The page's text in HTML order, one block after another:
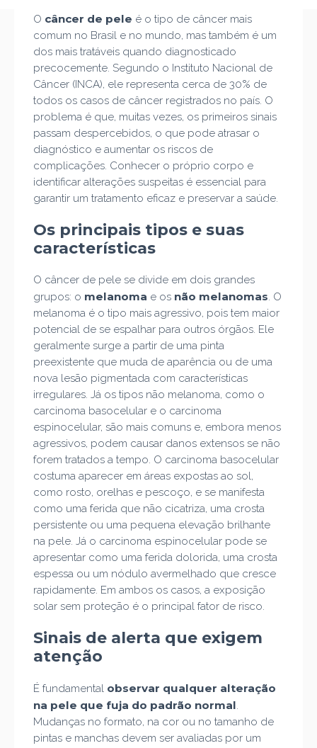
O câncer de pele é o tipo de câncer mais
comum no Brasil e no mundo, mas também é um
dos mais tratáveis quando diagnosticado
precocemente. Segundo o Instituto Nacional de
Câncer (INCA), ele representa cerca de 30% de
todos os casos de câncer registrados no país. O
problema é que, muitas vezes, os primeiros sinais
passam despercebidos, o que pode atrasar o
diagnóstico e aumentar os riscos de
complicações. Conhecer o próprio corpo e
identificar alterações suspeitas é essencial para
garantir um tratamento eficaz e preservar a saúde.
Os principais tipos e suas
características
O câncer de pele se divide em dois grandes
grupos: o melanoma e os não melanomas. O
melanoma é o tipo mais agressivo, pois tem maior
potencial de se espalhar para outros órgãos. Ele
geralmente surge a partir de uma pinta
preexistente que muda de aparência ou de uma
nova lesão pigmentada com características
irregulares. Já os tipos não melanoma, como o
carcinoma basocelular e o carcinoma
espinocelular, são mais comuns e, embora menos
agressivos, podem causar danos extensos se não
forem tratados a tempo. O carcinoma basocelular
costuma aparecer em áreas expostas ao sol,
como rosto, orelhas e pescoço, e se manifesta
como uma ferida que não cicatriza, uma crosta
persistente ou uma pequena elevação brilhante
na pele. Já o carcinoma espinocelular pode se
apresentar como uma ferida dolorida, uma crosta
espessa ou um nódulo avermelhado que cresce
rapidamente. Em ambos os casos, a exposição
solar sem proteção é o principal fator de risco.
Sinais de alerta que exigem
atenção
É fundamental observar qualquer alteração
na pele que fuja do padrão normal.
Mudanças no formato, na cor ou no tamanho de
pintas e manchas devem ser avaliadas por um